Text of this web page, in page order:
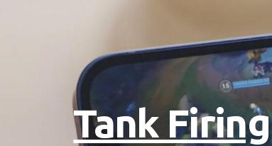
Tank